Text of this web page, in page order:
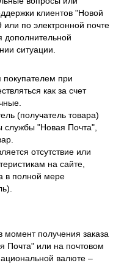
клиентов "Новой
по электронной почте
дополнительной
ситуации.
покупателем при
как за счет
(получатель товара)
службы "Новая Почта",
отсутствие или
на сайте,
в полной мере
получения заказа
Почта" или на почтовом
валюте –